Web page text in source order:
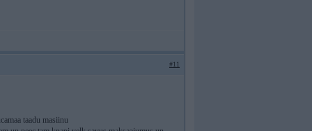
#11
taadu masiinu